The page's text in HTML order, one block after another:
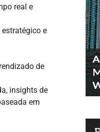
real e
e
de
insights de
em